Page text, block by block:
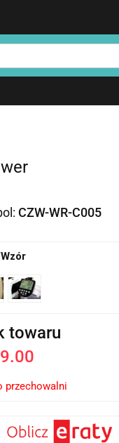
Strefa
CZW-WR-C005
towaru
przechowalni